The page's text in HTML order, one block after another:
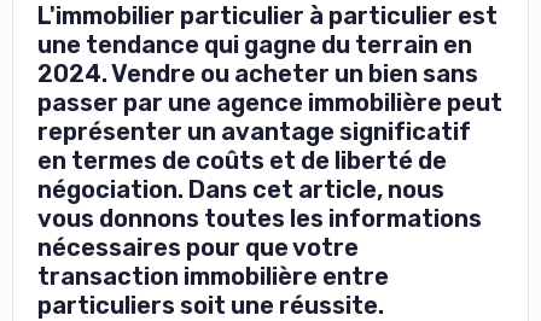
L'immobilier particulier à particulier est
une tendance qui gagne du terrain en
2024. Vendre ou acheter un bien sans
passer par une agence immobilière peut
représenter un avantage significatif
en termes de coûts et de liberté de
négociation. Dans cet article, nous
vous donnons toutes les informations
nécessaires pour que votre
transaction immobilière entre
particuliers soit une réussite.